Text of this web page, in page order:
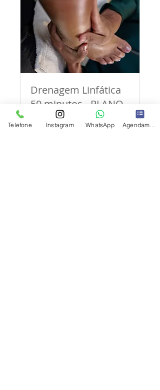
Drenagem Linfática
50 minutos - PLANO
Indicado para diminuir o
inchaço e retenção
Telefone Instagram WhatsApp